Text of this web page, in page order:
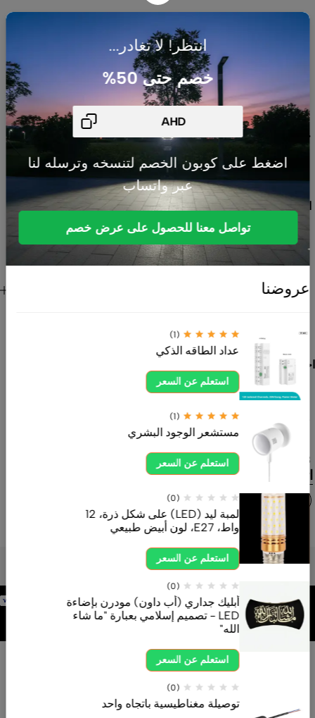
انتظر! لا تغادر...
خصم حتى 50%
اضغط على كوبون الخصم لتنسخه وترسله لنا
عبر واتساب
تواصل معنا للحصول على عرض خصم
عروضنا
(1)
عداد الطاقه الذكي
استعلم عن السعر
(1)
مستشعر الوجود البشري
استعلم عن السعر
(0)
لمبة ليد (LED) على شكل ذرة، 12
واط، E27، لون أبيض طبيعي
استعلم عن السعر
(0)
أبليك جداري (أب داون) مودرن بإضاءة
LED - تصميم إسلامي بعبارة "ما شاء
الله"
استعلم عن السعر
(0)
توصيلة مغناطيسية باتجاه واحد
بالرياض
متخصصة في
حلول السمارت
هوم، أنظمة
الطاقة
الشمسية،
الإضاءة الداخلية
المنتجات
المستشعرات
منتجات عالية
الجودة تلبي
احتياجات المنازل
والمشاريع
بأفضل الأسعار
ahdksa.com
0554605558
اتصل بنا الآن
شركتنا السياسات
برمجة وتطوير
شركة
اتصال الآن واتساب